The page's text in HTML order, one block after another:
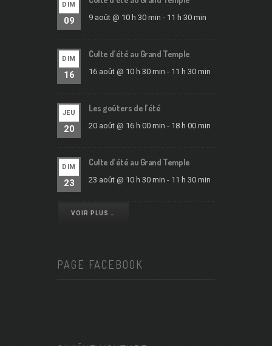
DIM
09 9 août @ 10 h 30 min - 11 h 30 min
DIM
16
Culte d’été au Grand Temple
16 août @ 10 h 30 min - 11 h 30 min
JEU
20
Les goûters de l’été
20 août @ 16 h 00 min - 18 h 00 min
DIM
23
Culte d’été au Grand Temple
23 août @ 10 h 30 min - 11 h 30 min
VOIR PLUS …
PAGE FACEBOOK